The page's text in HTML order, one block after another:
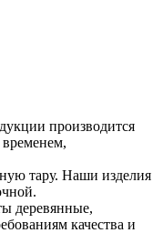
производится
временем,
тару. Наши изделия
деревянные,
качества и